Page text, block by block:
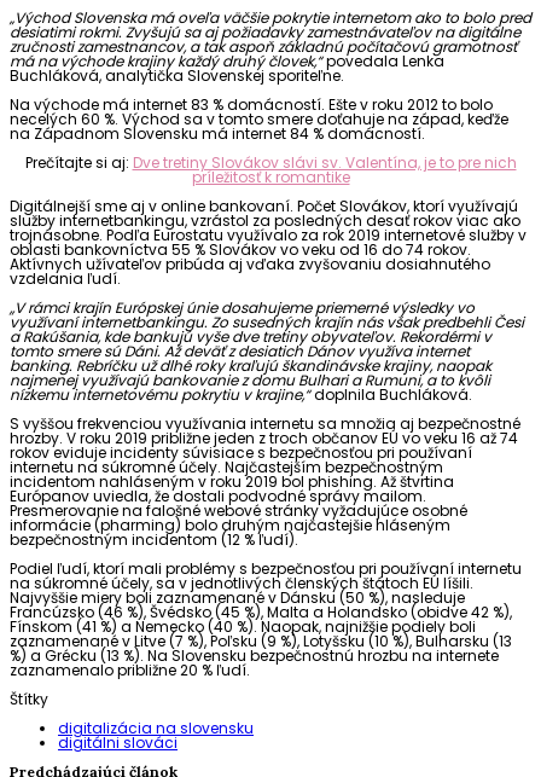
„Východ Slovenska má oveľa väčšie pokrytie internetom ako to bolo pred
desiatimi rokmi. Zvyšujú sa aj požiadavky zamestnávateľov na digitálne
zručnosti zamestnancov, a tak aspoň základnú počítačovú gramotnosť
má na východe krajiny každý druhý človek,“povedala Lenka
Buchláková, analytička Slovenskej sporiteľne.
Na východe má internet 83 % domácností. Ešte v roku 2012 to bolo
necelých 60 %. Východ sa v tomto smere doťahuje na západ, keďže
na Západnom Slovensku má internet 84 % domácností.
Prečítajte si aj: Dve tretiny Slovákov slávi sv. Valentína, je to pre nich
príležitosť k romantike
Digitálnejší sme aj v online bankovaní. Počet Slovákov, ktorí využívajú
služby internetbankingu, vzrástol za posledných desať rokov viac ako
trojnásobne. Podľa Eurostatu využívalo za rok 2019 internetové služby v
oblasti bankovníctva 55 % Slovákov vo veku od 16 do 74 rokov.
Aktívnych užívateľov pribúda aj vďaka zvyšovaniu dosiahnutého
vzdelania ľudí.
,,V rámci krajín Európskej únie dosahujeme priemerné výsledky vo
využívaní internetbankingu. Zo susedných krajín nás však predbehli Česi
a Rakúšania, kde bankujú vyše dve tretiny obyvateľov. Rekordérmi v
tomto smere sú Dáni. Až deväť z desiatich Dánov využíva internet
banking. Rebríčku už dlhé roky kraľujú škandinávske krajiny, naopak
najmenej využívajú bankovanie z domu Bulhari a Rumuni, a to kvôli
nízkemu internetovému pokrytiu v krajine,“doplnila Buchláková.
S vyššou frekvenciou využívania internetu sa množia aj bezpečnostné
hrozby. V roku 2019 približne jeden z troch občanov EÚ vo veku 16 až 74
rokov eviduje incidenty súvisiace s bezpečnosťou pri používaní
internetu na súkromné ​​účely. Najčastejším bezpečnostným
incidentom nahláseným v roku 2019 bol phishing. Až štvrtina
Európanov uviedla, že dostali podvodné správy mailom.
Presmerovanie na falošné webové stránky vyžadujúce osobné
informácie (pharming) bolo druhým najčastejšie hláseným
bezpečnostným incidentom (12 % ľudí).
Podiel ľudí, ktorí mali problémy s bezpečnosťou pri používaní internetu
na súkromné ​​účely, sa v jednotlivých členských štátoch EÚ líšili.
Najvyššie miery boli zaznamenané v Dánsku (50 %), nasleduje
Francúzsko (46 %), Švédsko (45 %), Malta a Holandsko (obidve 42 %),
Fínskom (41 %) a Nemecko (40 %). Naopak, najnižšie podiely boli
zaznamenané v Litve (7 %), Poľsku (9 %), Lotyšsku (10 %), Bulharsku (13
%) a Grécku (13 %). Na Slovensku bezpečnostnú hrozbu na internete
zaznamenalo približne 20 % ľudí.
Štítky
digitalizácia na slovensku
digitálni slováci
Predchádzajúci článok